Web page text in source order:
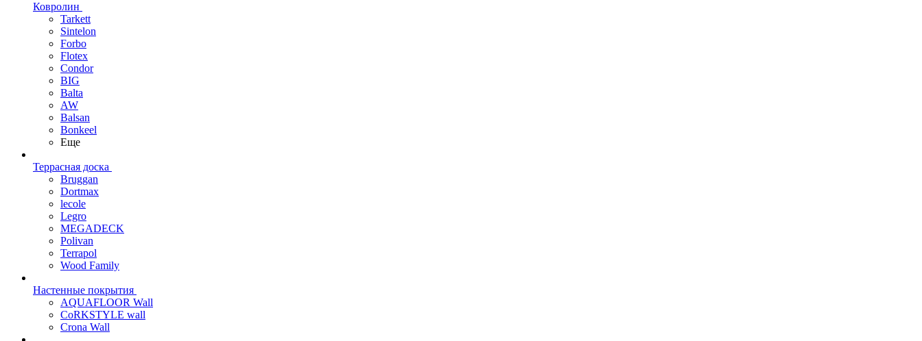
Ковролин
Tarkett
Sintelon
Forbo
Flotex
Condor
BIG
Balta
AW
Balsan
Bonkeel
Еще
Террасная доска
Bruggan
Dortmax
lecole
Legro
MEGADECK
Polivan
Terrapol
Wood Family
Настенные покрытия
AQUAFLOOR Wall
CoRKSTYLE wall
Crona Wall